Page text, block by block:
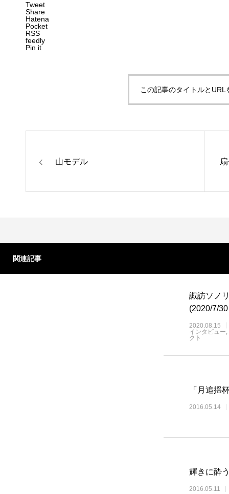
Tweet
Share
Hatena
Pocket
RSS
feedly
Pin it
この記事のタイトルとURL
山モデル
関連記事
諏訪ソノ
(2020/7/
2020.08.15
インタビュー
クト
「月追揺
2016.05.14
輝きに酔
2016.05.11